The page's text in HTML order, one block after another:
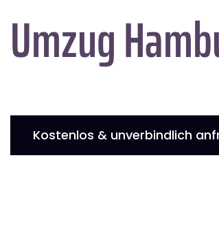
Umzug
Kostenlos & unverbindlich